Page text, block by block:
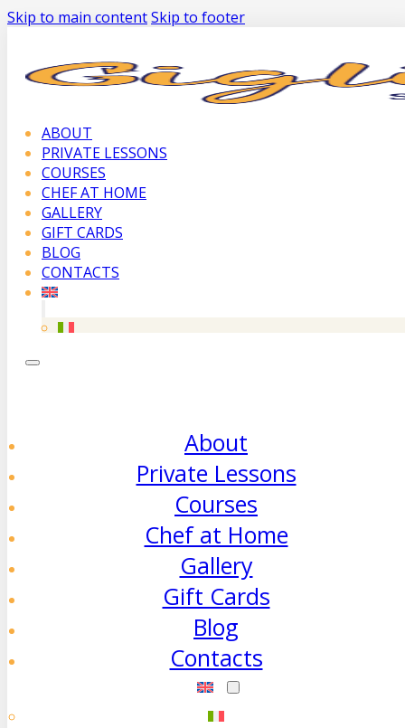
Skip to main contentSkip to footer
ABOUT
PRIVATE LESSONS
COURSES
CHEF AT HOME
GALLERY
GIFT CARDS
BLOG
CONTACTS
About
Private Lessons
Courses
Chef at Home
Gallery
Gift Cards
Blog
Contacts